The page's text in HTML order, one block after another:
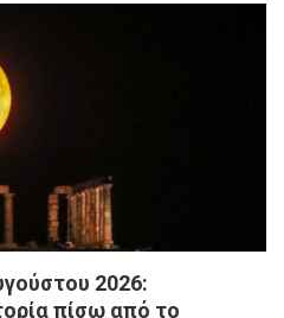
2026:
πίσω από το